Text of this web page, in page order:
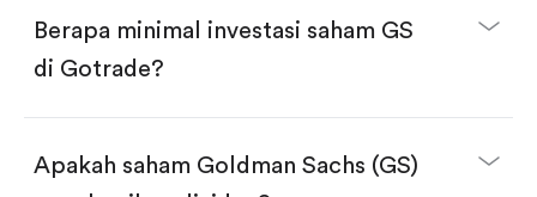
Buka akun dan selesaikan KYC.
Lakukan deposit.
Berapa minimal investasi saham GS
di Gotrade?
Apakah saham Goldman Sachs (GS)